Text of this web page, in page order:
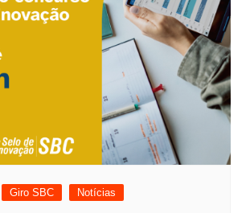
Giro SBC Notícias